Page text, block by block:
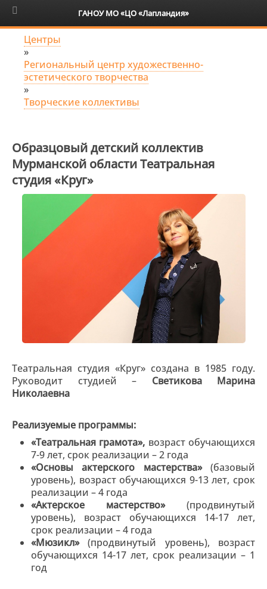
6+
Центры
»
Региональный центр художественно-
эстетического творчества
»
Творческие коллективы
Образцовый детский коллектив
Мурманской области Театральная
студия «Круг»
Театральная студия «Круг» создана в 1985 году.
Руководит студией – Светикова Марина
Николаевна
Реализуемые программы:
«Театральная грамота», возраст обучающихся
7-9 лет, срок реализации – 2 года
«Основы актерского мастерства» (базовый
уровень), возраст обучающихся 9-13 лет, срок
реализации – 4 года
«Актерское мастерство» (продвинутый
уровень), возраст обучающихся 14-17 лет,
срок реализации – 4 года
«Мюзикл»(продвинутый уровень), возраст
обучающихся 14-17 лет, срок реализации – 1
год
ГАНОУ МО «ЦО «Лапландия»